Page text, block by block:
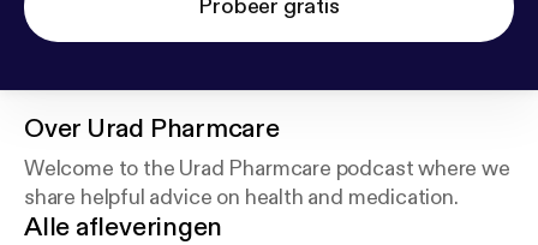
Probeer gratis
Over Urad Pharmcare
Welcome to the Urad Pharmcare podcast where we
share helpful advice on health and medication.
Alle afleveringen